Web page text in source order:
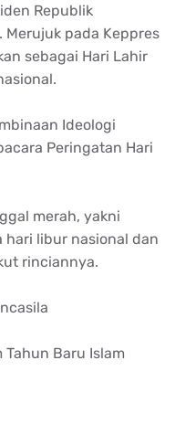
Republik
Merujuk pada Keppres
sebagai Hari Lahir
Ideologi
Peringatan Hari
merah, yakni
hari libur nasional dan
rinciannya.
Tahun Baru Islam